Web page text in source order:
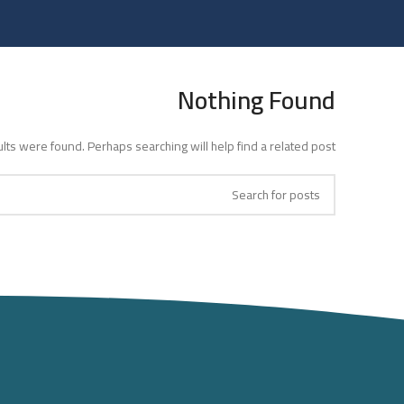
Nothing Found
were found. Perhaps searching will help find a related post.